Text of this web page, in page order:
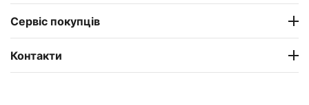
Сервіс покупців
Контакти